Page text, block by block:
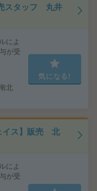
スタッフ 丸井
によ
が受
北
気になる!
イス】販売 北
によ
が受